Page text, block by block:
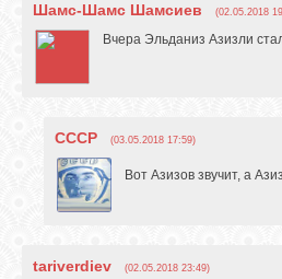
Шамс-Шамс Шамсиев (02.05.2018
Вчера Эльданиз Азизли
СССР (03.05.2018 17:59)
Вот Азизов звучит, а
tariverdiev (02.05.2018 23:49)